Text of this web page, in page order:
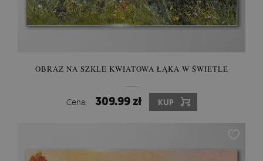
OBRAZ NA SZKLE KWIATOWA ŁĄKA W ŚWIETLE
Cena: 309.99 zł KUP